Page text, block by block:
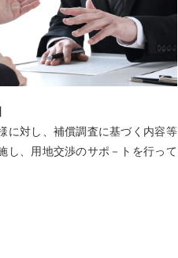
に対し、補償調査に基づく内容等
し、用地交渉のサポ－トを行って